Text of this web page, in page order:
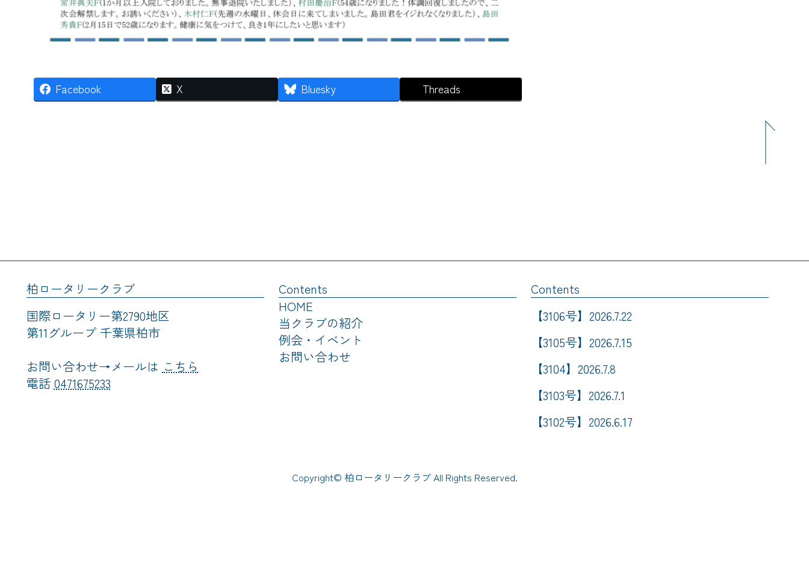
Facebook X Bluesky Threads
柏ロータリークラブ
国際ロータリー第2790地区
第11グループ 千葉県柏市
お問い合わせ→メールは こちら
電話 0471675233
Contents
HOME
当クラブの紹介
例会・イベント
お問い合わせ
Contents
【3106号】2026.7.22
【3105号】2026.7.15
【3104】2026.7.8
【3103号】2026.7.1
【3102号】2026.6.17
Copyright© 柏ロータリークラブ All Rights Reserved.